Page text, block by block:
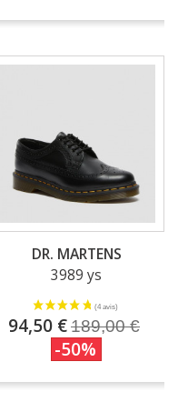
DR. MARTENS
3989 ys
94,50 €189,00 €
-50%